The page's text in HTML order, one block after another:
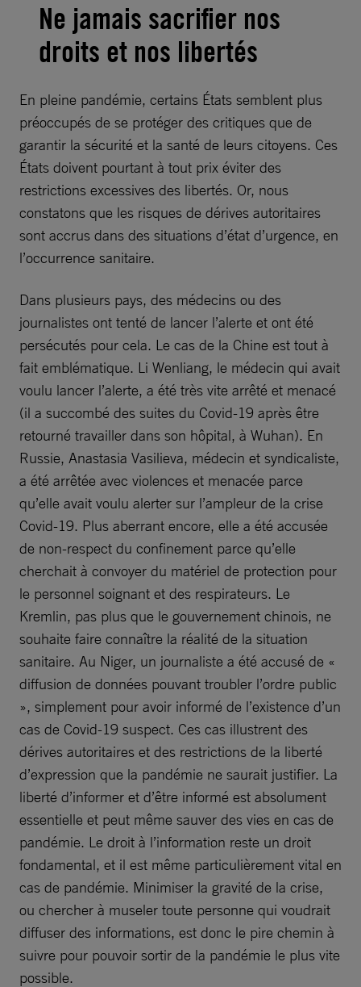
Ne jamais sacrifier nos
droits et nos libertés
En pleine pandémie, certains États semblent plus
préoccupés de se protéger des critiques que de
garantir la sécurité et la santé de leurs citoyens. Ces
États doivent pourtant à tout prix éviter des
restrictions excessives des libertés. Or, nous
constatons que les risques de dérives autoritaires
sont accrus dans des situations d’état d’urgence, en
l’occurrence sanitaire.
Dans plusieurs pays, des médecins ou des
journalistes ont tenté de lancer l’alerte et ont été
persécutés pour cela. Le cas de la Chine est tout à
fait emblématique. Li Wenliang, le médecin qui avait
voulu lancer l’alerte, a été très vite arrêté et menacé
(il a succombé des suites du Covid-19 après être
retourné travailler dans son hôpital, à Wuhan). En
Russie, Anastasia Vasilieva, médecin et syndicaliste,
a été arrêtée avec violences et menacée parce
qu’elle avait voulu alerter sur l’ampleur de la crise
Covid-19. Plus aberrant encore, elle a été accusée
de non-respect du confinement parce qu’elle
cherchait à convoyer du matériel de protection pour
le personnel soignant et des respirateurs. Le
Kremlin, pas plus que le gouvernement chinois, ne
souhaite faire connaître la réalité de la situation
sanitaire. Au Niger, un journaliste a été accusé de «
diffusion de données pouvant troubler l’ordre public
», simplement pour avoir informé de l’existence d’un
cas de Covid-19 suspect. Ces cas illustrent des
dérives autoritaires et des restrictions de la liberté
d’expression que la pandémie ne saurait justifier. La
liberté d’informer et d’être informé est absolument
essentielle et peut même sauver des vies en cas de
pandémie. Le droit à l’information reste un droit
fondamental, et il est même particulièrement vital en
cas de pandémie. Minimiser la gravité de la crise,
ou chercher à museler toute personne qui voudrait
diffuser des informations, est donc le pire chemin à
suivre pour pouvoir sortir de la pandémie le plus vite
possible.